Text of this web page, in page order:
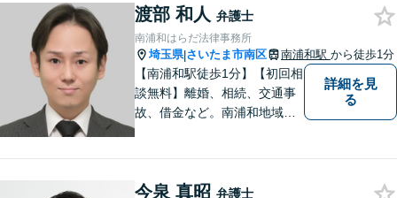
会社経営、経理・税務などに
も詳しく、きめ細かく対応致
します。刑事事件にも力を入
れています。
渡部 和人 弁護士
南浦和はらだ法律事務所
埼玉県|さいたま市南区 南浦和駅 から徒歩1分
【南浦和駅徒歩1分】【初回相
談無料】離婚、相続、交通事
故、借金など。南浦和地域の
かを常に考えて弁護に取り組
詳細を見
る
今泉 真昭 弁護士